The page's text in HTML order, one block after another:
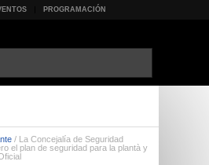
PROGRAMACIÓN
/ La Concejalía de Seguridad
el plan de seguridad para la plantà y